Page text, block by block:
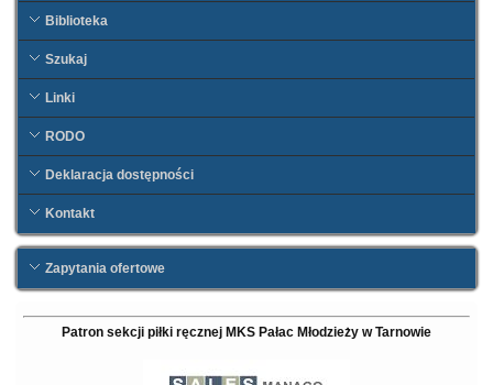
Biblioteka
Szukaj
Linki
RODO
Deklaracja dostępności
Kontakt
Zapytania ofertowe
Patron sekcji piłki ręcznej MKS Pałac Młodzieży w Tarnowie